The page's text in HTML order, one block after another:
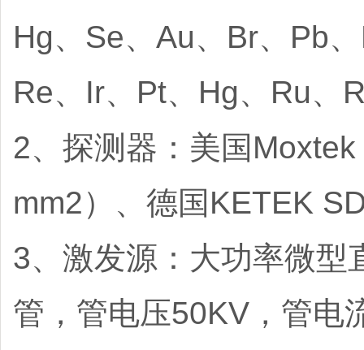
Hg、Se、Au、Br、Pb
Re、Ir、Pt、Hg、Ru、
2、探测器：美国
mm2）、德国KETEK
3、激发源：大功率微型
管，管电压50KV，管电